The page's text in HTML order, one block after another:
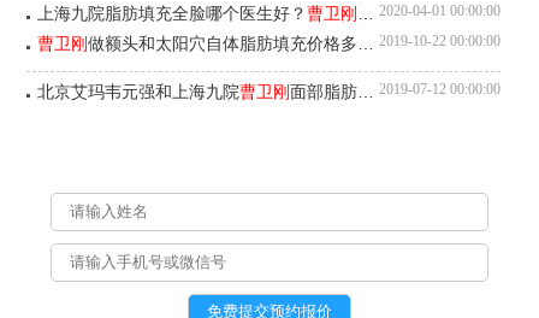
2020-04-01 00:00:00
上海九院脂肪填充全脸哪个医生好？曹卫刚 、谢峰、张盈帆怎么预
2019-10-22 00:00:00
曹卫刚做额头和太阳穴自体脂肪填充价格多少钱？
2019-07-12 00:00:00
北京艾玛韦元强和上海九院曹卫刚面部脂肪修复谁好？